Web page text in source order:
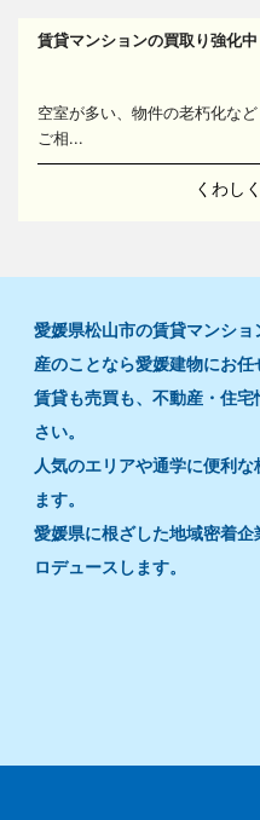
賃貸マンションの買取り強化中
空室が多い、物件の老朽化な
ご相...
くわし
愛媛県松山市の賃貸マンシ
産のことなら愛媛建物にお任
賃貸も売買も、不動産・住
さい。
人気のエリアや通学に便利
ます。
愛媛県に根ざした地域密着
ロデュースします。